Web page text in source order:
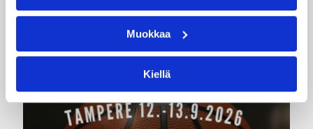
Muokkaa
Kiellä
BC Nokian toiminnanjohtajana toimii kauden